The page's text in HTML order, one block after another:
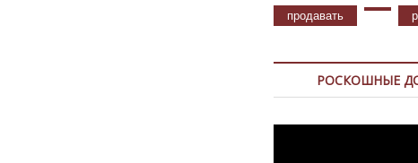
продавать
РОСКОШНЫЕ